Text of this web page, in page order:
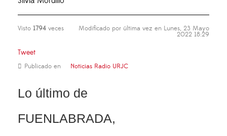
Visto 1794 veces Modificado por última vez en Lunes, 23 Mayo
2022 18:29
Tweet
Publicado en Noticias Radio URJC
Lo último de
FUENLABRADA,